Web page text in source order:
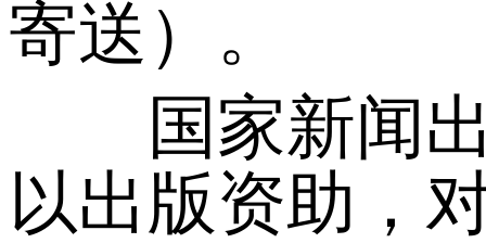
寄送）。
国家新闻出
以出版资助，